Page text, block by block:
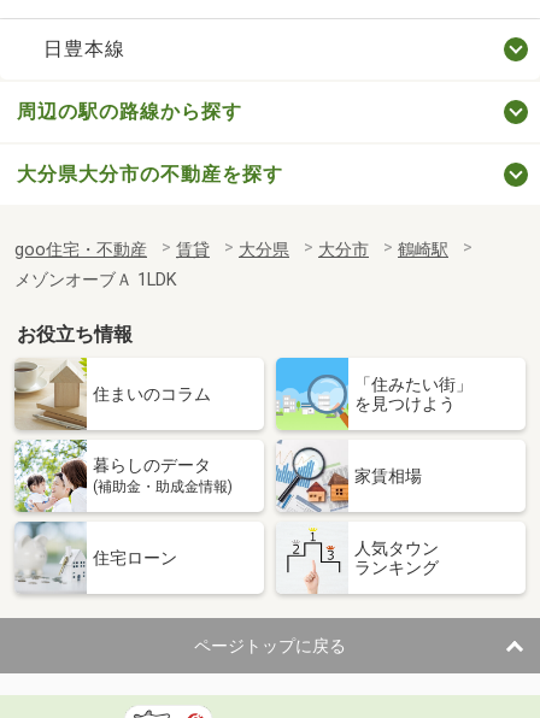
日豊本線
周辺の駅の路線から探す
大分県大分市の不動産を探す
goo住宅・不動産 賃貸 大分県 大分市
鶴崎駅
メゾンオーブＡ 1LDK
お役立ち情報
住まいのコラム
「住みたい街」
を見つけよう
暮らしのデータ
(補助金・助成金情報)
家賃相場
住宅ローン
人気タウン
ランキング
ページトップに戻る